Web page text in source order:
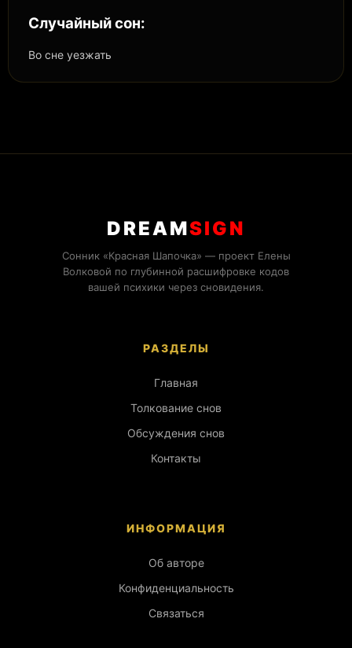
Случайный сон:
Во сне уезжать
DREAMSIGN
Сонник «Красная Шапочка» — проект Елены
Волковой по глубинной расшифровке кодов
вашей психики через сновидения.
РАЗДЕЛЫ
Главная
Толкование снов
Обсуждения снов
Контакты
ИНФОРМАЦИЯ
Об авторе
Конфиденциальность
Связаться